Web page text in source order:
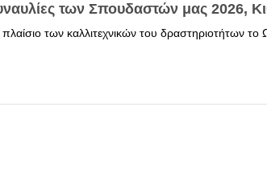
των Σπουδαστών μας 2026,
των καλλιτεχνικών του δραστηριοτήτων